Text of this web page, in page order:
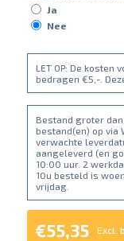
Ja
Nee
LET OP: De
bedragen €5,-.
Bestand groter
bestand(en) op via
verwachte
aangeleverd (en
10:00 uur. 2
10u besteld is
vrijdag.
€55,35 Excl.